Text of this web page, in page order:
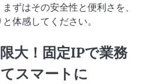
ずはその安全性と便利さを、
体感してください。
大！固定IPで業務
スマートに